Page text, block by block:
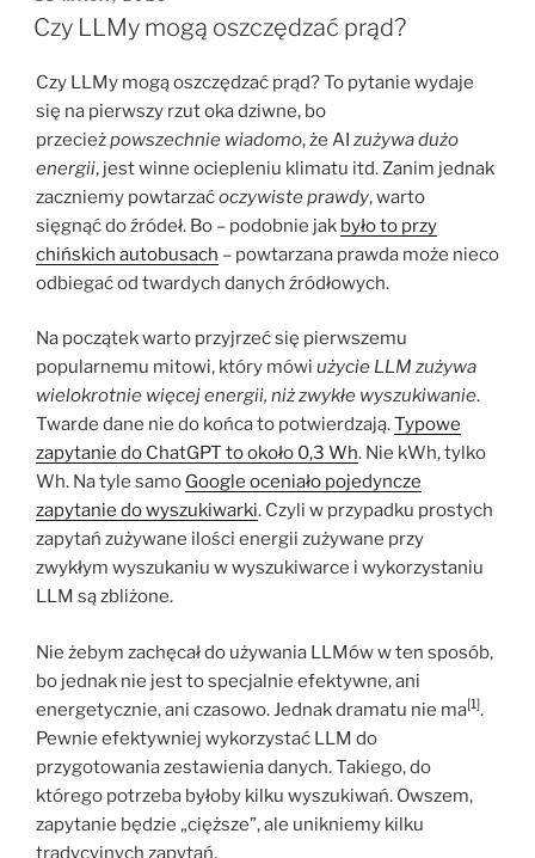
W
Czy LLMy mogą oszczędzać prąd?
Czy LLMy mogą oszczędzać prąd? To pytanie wydaje
się na pierwszy rzut oka dziwne, bo
przecieżpowszechnie wiadomo, że AI zużywa dużo
energii, jest winne ociepleniu klimatu itd. Zanim jednak
zaczniemy powtarzaćoczywiste prawdy, warto
sięgnąć do źródeł. Bo – podobnie jak było to przy
chińskich autobusach – powtarzana prawda może nieco
odbiegać od twardych danych źródłowych.
Na początek warto przyjrzeć się pierwszemu
popularnemu mitowi, który mówi użycie LLM zużywa
wielokrotnie więcej energii, niż zwykłe wyszukiwanie.
Twarde dane nie do końca to potwierdzają.Typowe
zapytanie do ChatGPT to około 0,3 Wh. Nie kWh, tylko
Wh. Na tyle samo Google oceniało pojedyncze
zapytanie do wyszukiwarki. Czyli w przypadku prostych
zapytań zużywane ilości energii zużywane przy
zwykłym wyszukaniu w wyszukiwarce i wykorzystaniu
LLM są zbliżone.
Nie żebym zachęcał do używania LLMów w ten sposób,
bo jednak nie jest to specjalnie efektywne, ani
energetycznie, ani czasowo. Jednak dramatu nie ma[1].
Pewnie efektywniej wykorzystać LLM do
przygotowania zestawienia danych. Takiego, do
którego potrzeba byłoby kilku wyszukiwań. Owszem,
zapytanie będzie „cięższe”, ale unikniemy kilku
tradycyjnych zapytań.